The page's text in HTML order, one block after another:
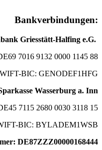
Bankverbindungen:
Griesstätt-Halfing e.G.
7016 9132 0000 1145 88
BIC: GENODEF1HFG
Wasserburg a. Inn
7115 2680 0030 3118 15
BIC: BYLADEM1WSB
DE87ZZZ00000168444